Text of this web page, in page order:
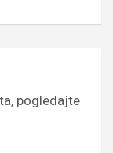
pogledajte